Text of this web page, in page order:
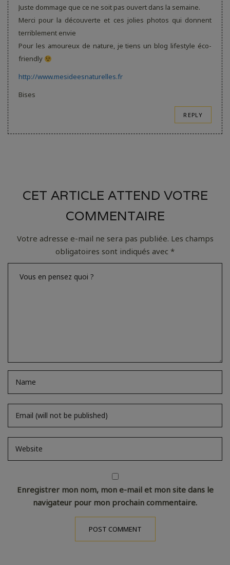
Juste dommage que ce ne soit pas ouvert dans la semaine.
Merci pour la découverte et ces jolies photos qui donnent
terriblement envie
Pour les amoureux de nature, je tiens un blog lifestyle éco-
friendly
http://www.mesideesnaturelles.fr
Bises
REPLY
CET ARTICLE ATTEND VOTRE
COMMENTAIRE
Votre adresse e-mail ne sera pas publiée. Les champs
obligatoires sont indiqués avec *
Enregistrer mon nom, mon e-mail et mon site dans le
navigateur pour mon prochain commentaire.